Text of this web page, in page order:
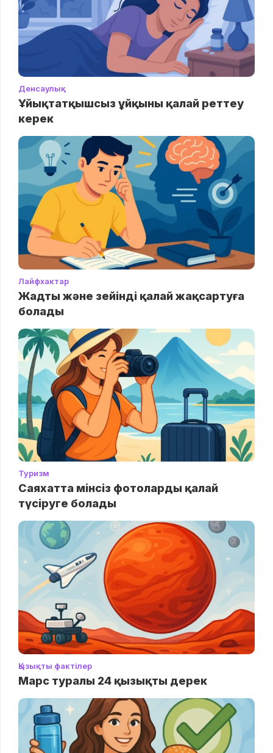
Денсаулық
Ұйықтатқышсыз ұйқыны қалай реттеу
керек
Лайфхактар
Жадты және зейінді қалай жақсартуға
болады
Туризм
Саяхатта мінсіз фотоларды қалай
түсіруге болады
Қызықты фактілер
Марс туралы 24 қызықты дерек